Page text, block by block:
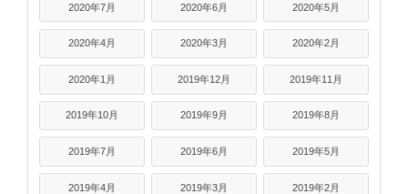
2020年7月 2020年6月 2020年5月
2020年4月 2020年3月 2020年2月
2020年1月 2019年12月 2019年11月
2019年10月 2019年9月 2019年8月
2019年7月 2019年6月 2019年5月
2019年4月 2019年3月 2019年2月